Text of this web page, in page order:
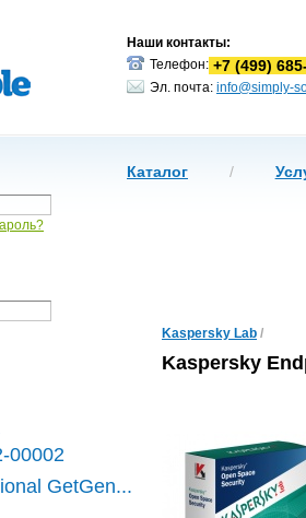
Наши контакты:
Телефон: +7 (499)
Эл. почта: info@simply-
Каталог /
00002
GetGen...
Kaspersky Lab /
Kaspersky